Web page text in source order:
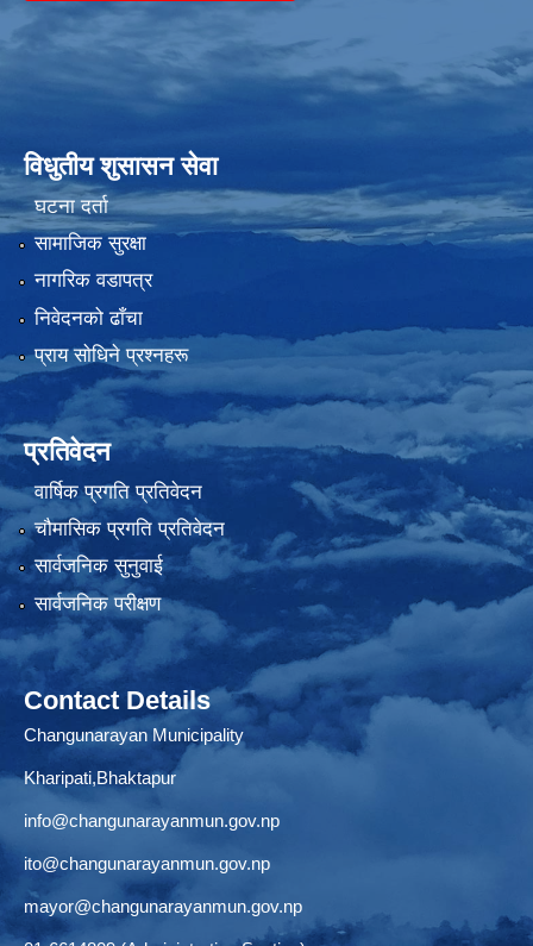
विधुतीय शुसासन सेवा
घटना दर्ता
सामाजिक सुरक्षा
नागरिक वडापत्र
निवेदनको ढाँचा
प्राय साेधिने प्रश्नहरू
प्रतिवेदन
वार्षिक प्रगति प्रतिवेदन
चौमासिक प्रगति प्रतिवेदन
सार्वजनिक सुनुवाई
सार्वजनिक परीक्षण
Contact Details
Changunarayan Municipality
Kharipati,Bhaktapur
info@changunarayanmun.gov.np
ito@changunarayanmun.gov.np
mayor@changunarayanmun.gov.np